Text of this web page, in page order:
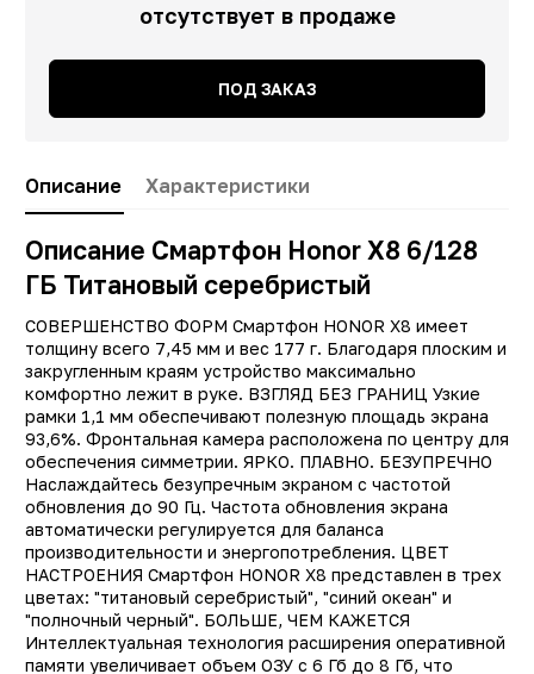
отсутствует в продаже
ПОД ЗАКАЗ
Описание Характеристики
Описание Смартфон Honor X8 6/128
ГБ Титановый серебристый
СОВЕРШЕНСТВО ФОРМ Смартфон HONOR X8 имеет
толщину всего 7,45 мм и вес 177 г. Благодаря плоским и
закругленным краям устройство максимально
комфортно лежит в руке. ВЗГЛЯД БЕЗ ГРАНИЦ Узкие
рамки 1,1 мм обеспечивают полезную площадь экрана
93,6%. Фронтальная камера расположена по центру для
обеспечения симметрии. ЯРКО. ПЛАВНО. БЕЗУПРЕЧНО
Наслаждайтесь безупречным экраном с частотой
обновления до 90 Гц. Частота обновления экрана
автоматически регулируется для баланса
производительности и энергопотребления. ЦВЕТ
НАСТРОЕНИЯ Смартфон HONOR X8 представлен в трех
цветах: "титановый серебристый", "синий океан" и
"полночный черный". БОЛЬШЕ, ЧЕМ КАЖЕТСЯ
Интеллектуальная технология расширения оперативной
памяти увеличивает объем ОЗУ с 6 Гб до 8 Гб, что
данные
цвета
12824,
система
LTE (4G)
сеть
SIM-карт
память